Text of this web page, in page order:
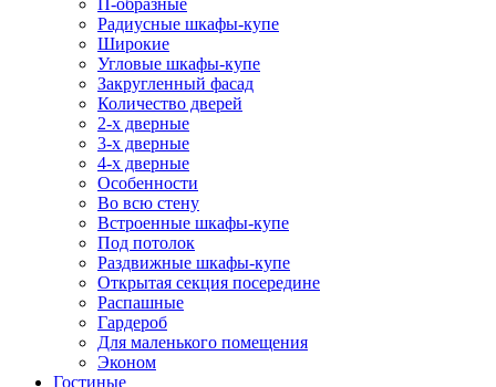
П-образные
Радиусные шкафы-купе
Широкие
Угловые шкафы-купе
Закругленный фасад
Количество дверей
2-х дверные
3-х дверные
4-х дверные
Особенности
Во всю стену
Встроенные шкафы-купе
Под потолок
Раздвижные шкафы-купе
Открытая секция посередине
Распашные
Гардероб
Для маленького помещения
Эконом
Гостиные